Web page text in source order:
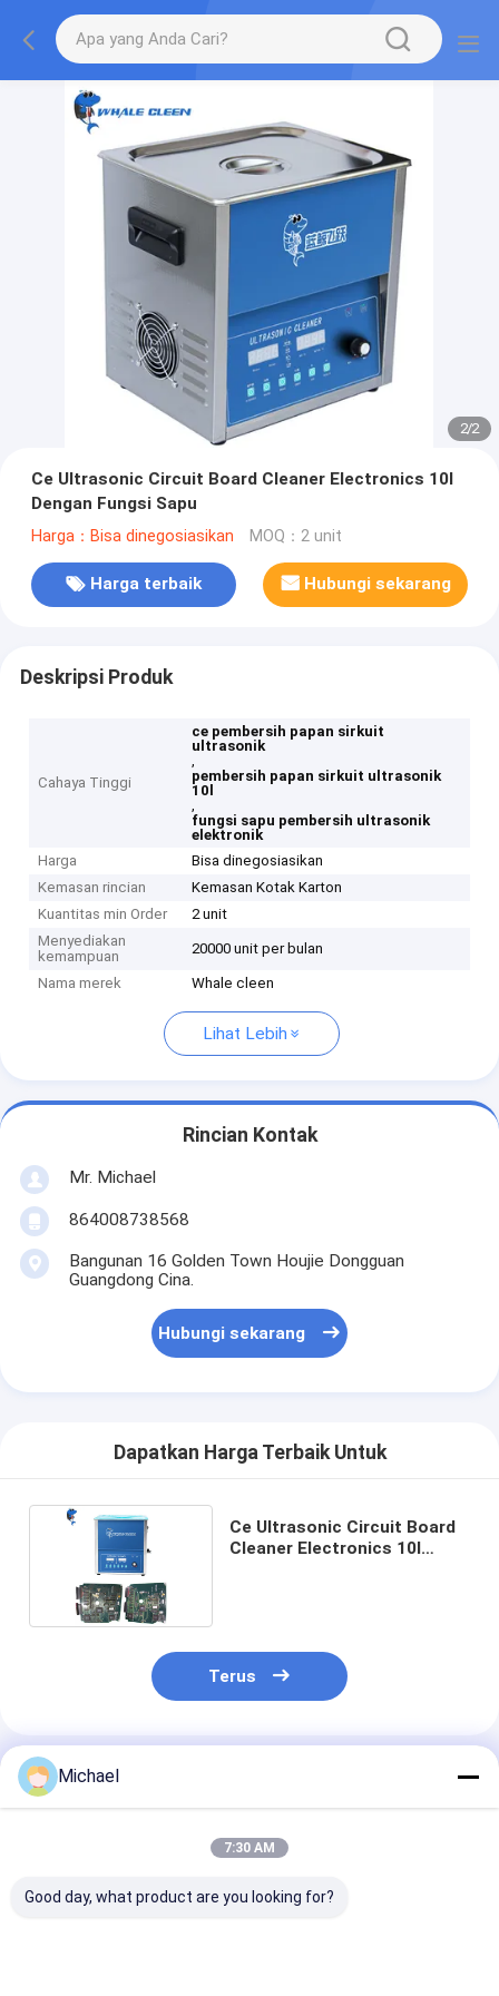
2/2
Ce Ultrasonic Circuit Board Cleaner Electronics 10l
Dengan Fungsi Sapu
Harga：Bisa dinegosiasikan MOQ：2 unit
Harga terbaik Hubungi sekarang
Deskripsi Produk
Cahaya Tinggi
ce pembersih papan sirkuit
ultrasonik
,
pembersih papan sirkuit ultrasonik
10l
,
fungsi sapu pembersih ultrasonik
elektronik
Harga
Bisa dinegosiasikan
Kemasan rincian
Kemasan Kotak Karton
Kuantitas min Order
2 unit
Menyediakan
kemampuan
20000 unit per bulan
Nama merek Whale cleen
Lihat Lebih
Rincian Kontak
Mr. Michael
864008738568
Bangunan 16 Golden Town Houjie Dongguan
Guangdong Cina.
Hubungi sekarang
Dapatkan Harga Terbaik Untuk
Ce Ultrasonic Circuit Board
Cleaner Electronics 10l
Terus
Rekomendasi Produk
Michael
7:30 AM
Good day, what product are you looking for?